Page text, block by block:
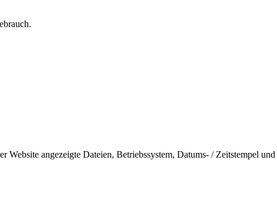
angezeigte Dateien, Betriebssystem, Datums- / Zeitstempel